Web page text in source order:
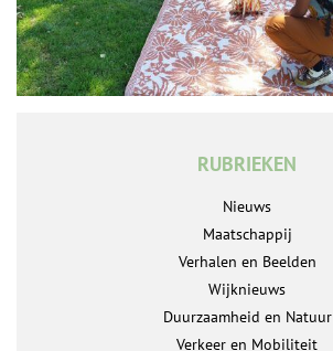
RUBRIEKEN
Nieuws
Maatschappij
Verhalen en Beelden
Wijknieuws
Duurzaamheid en Natuur
Verkeer en Mobiliteit